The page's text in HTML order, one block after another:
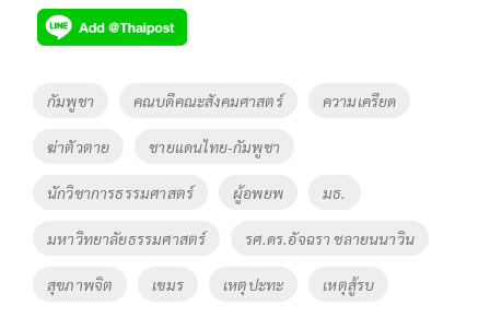
Tags
กัมพูชา คณบดีคณะสังคมศาสตร์ ความเครียด
ฆ่าตัวตาย ชายแดนไทย-กัมพูชา
นักวิชาการธรรมศาสตร์ ผู้อพยพ มธ.
มหาวิทยาลัยธรรมศาสตร์ รศ.ดร.อัจฉรา ชลายนนาวิน
สุขภาพจิต เขมร เหตุปะทะ เหตุสู้รบ